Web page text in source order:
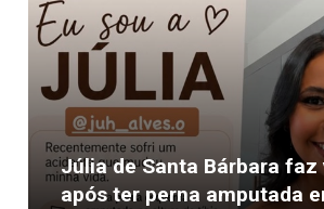
Júlia de Santa Bárbara faz
após ter perna amputada